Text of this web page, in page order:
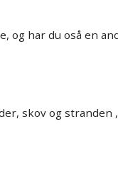
og har du oså en
skov og